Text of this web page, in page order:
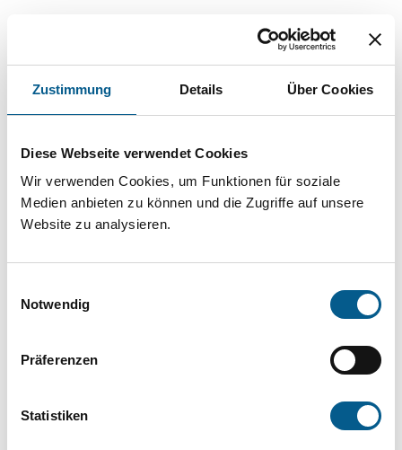
Zustimmung Details Über Cookies
Diese Webseite verwendet Cookies
Wir verwenden Cookies, um Funktionen für soziale
Medien anbieten zu können und die Zugriffe auf unsere
Website zu analysieren.
Notwendig
Präferenzen
Statistiken
Sie suchen finanzielle Unterstützung für ein
Projekt oder ein Vorhaben? Hier können Sie
direkt über unsere Fördermitteldatenbank und
Stiftungsdatenbank recherchieren. Bei der
Suche bitte die Groß- und Kleinschreibung
beachten.
Bitte Suchbegriff eingeben. Ergebnisse
können durch die Wahl von Bereichen oder